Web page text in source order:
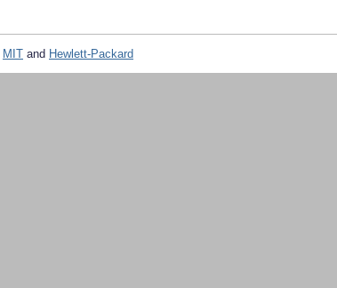
MIT and Hewlett-Packard